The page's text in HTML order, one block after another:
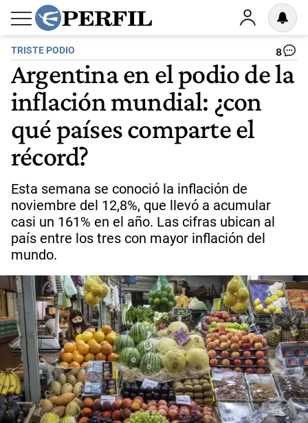
TRISTE PODIO 8
Argentina en el podio de la
inflación mundial: ¿con
qué países comparte el
récord?
Esta semana se conoció la inflación de
noviembre del 12,8%, que llevó a acumular
casi un 161% en el año. Las cifras ubican al
país entre los tres con mayor inflación del
mundo.